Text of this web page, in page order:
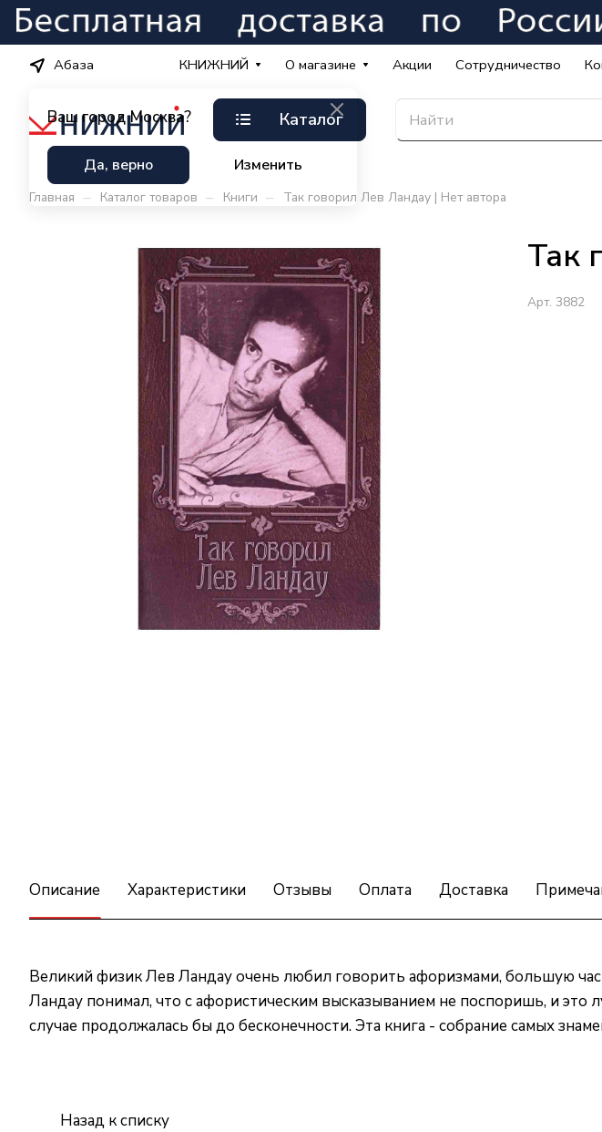
Абаза
Ваш город Москва?
Да, верно Изменить
КНИЖНИЙ О магазине Акции Сотрудничество
Каталог
Главная – Каталог товаров – Книги – Так говорил Лев Ландау | Нет автора
Так
Арт. 3882
Описание Характеристики Отзывы Оплата Доставка
Великий физик Лев Ландау очень любил говорить афоризмами, большую
Ландау понимал, что с афористическим высказыванием не поспоришь, и
случае продолжалась бы до бесконечности. Эта книга - собрание самых
Назад к списку